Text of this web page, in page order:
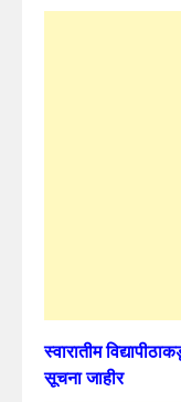
स्वारातीम
सूचना जाहीर